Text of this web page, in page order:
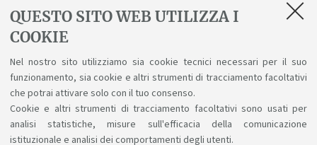
QUESTO SITO WEB UTILIZZA I
COOKIE
Nel nostro sito utilizziamo sia cookie tecnici necessari per il suo
funzionamento, sia cookie e altri strumenti di tracciamento facoltativi
che potrai attivare solo con il tuo consenso.
Cookie e altri strumenti di tracciamento facoltativi sono usati per
analisi statistiche, misure sull'efficacia della comunicazione
istituzionale e analisi dei comportamenti degli utenti.
?
?
?
34075
TIROCINIO M-A
34076
TIROCINIO M-B
1